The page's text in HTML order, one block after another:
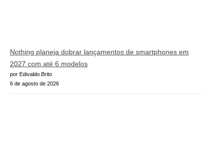
Nothing planeja dobrar lançamentos de smartphones em
2027 com até 6 modelos
por Edivaldo Brito
6 de agosto de 2026